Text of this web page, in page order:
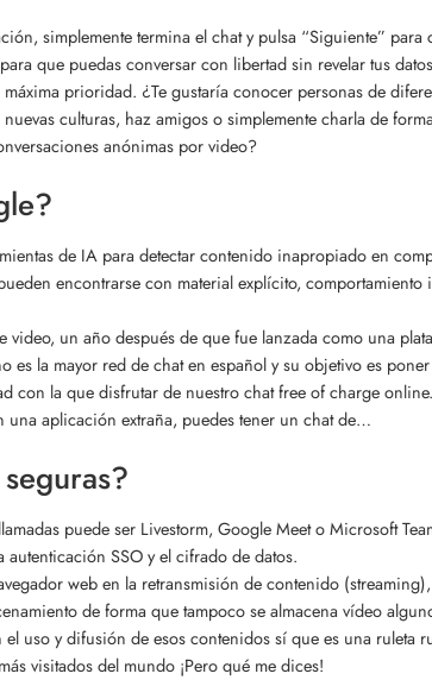
simplemente termina el chat y pulsa “Siguiente” para
que puedas conversar con libertad sin revelar tus
prioridad. ¿Te gustaría conocer personas de
culturas, haz amigos o simplemente charla de
anónimas por video?
de IA para detectar contenido inapropiado en
encontrarse con material explícito,
un año después de que fue lanzada como una
es la mayor red de chat en español y su objetivo es
con la que disfrutar de nuestro chat free of charge
aplicación extraña, puedes tener un chat de…
puede ser Livestorm, Google Meet o Microsoft
SSO y el cifrado de datos.
web en la retransmisión de contenido
de forma que tampoco se almacena vídeo
uso y difusión de esos contenidos sí que es una ruleta
visitados del mundo ¡Pero qué me dices!